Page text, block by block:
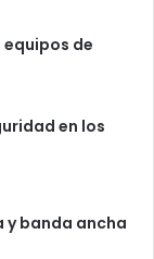
equipos de
en los
banda ancha